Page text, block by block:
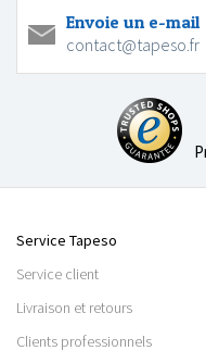
Envoie un e-mail
contact@tapeso.fr
Service Tapeso
Service client
Livraison et retours
Clients professionnels